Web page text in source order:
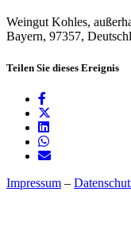
Weingut Kohles,
Bayern, 97357,
Teilen Sie dieses Ereignis
Impressum –